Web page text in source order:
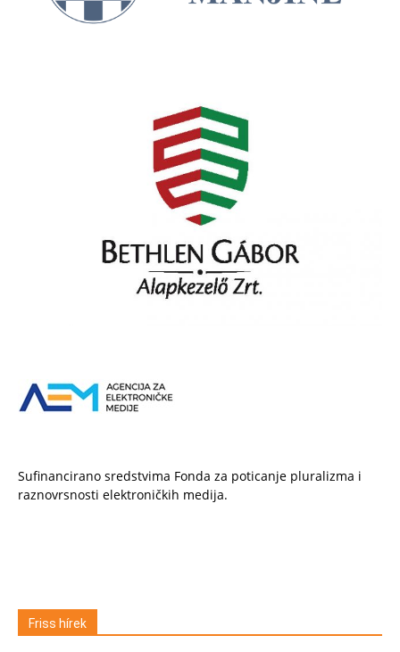
Sufinancirano sredstvima Fonda za poticanje pluralizma i
raznovrsnosti elektroničkih medija.
Friss hírek